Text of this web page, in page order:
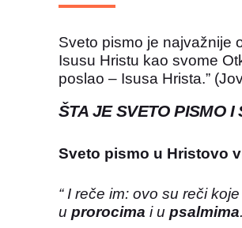
Sveto pismo je najvažnije
Isusu Hristu kao svome
poslao – Isusa Hrista.”
ŠTA JE SVETO PISMO I
Sveto pismo u Hristovo
“ I reče im: ovo su reči
u prorocima i u psalmima